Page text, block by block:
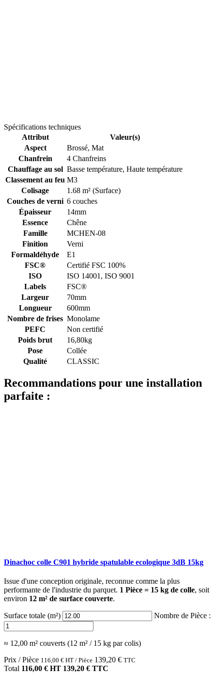
Spécifications techniques
Attribut
Valeur(s)
Aspect
Brossé, Mat
Chanfrein
4 Chanfreins
Chauffage au sol Basse température, Haute température
Classement au feu M3
Colisage
1.68 m² (Surface)
Couches de verni 6 couches
Épaisseur
14mm
Essence
Chêne
Famille
MCHEN-08
Finition
Verni
Formaldéhyde
E1
FSC®
Certifié FSC 100%
ISO
ISO 14001, ISO 9001
Labels
FSC®
Largeur
70mm
Longueur
600mm
Nombre de frises Monolame
PEFC
Non certifié
Poids brut
16,80kg
Pose
Collée
Qualité
CLASSIC
Recommandations pour une installation
parfaite :
Dinachoc colle C901 hybride spatulable ecologique 3dB 15kg
Issue d'une conception originale, reconnue comme la plus
performante de l'industrie du parquet. 1 Pièce = 15 kg de colle, soit
environ 12 m² de surface couverte.
Surface totale (m²) Nombre de Pièce :
≈ 12,00 m² couverts (12 m² / 15 kg par colis)
Prix / Pièce 116,00 € HT / Pièce 139,20 € TTC
Total 116,00 € HT 139,20 € TTC